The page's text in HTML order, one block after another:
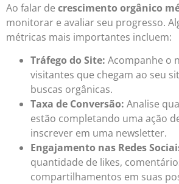
Ao falar de crescimento orgânico
monitorar e avaliar seu progresso.
métricas mais importantes incluem:
Tráfego do Site: Acompanhe o
visitantes que chegam ao seu
buscas orgânicas.
Taxa de Conversão: Analise
estão completando uma ação
inscrever em uma newsletter.
Engajamento nas Redes
quantidade de likes,
compartilhamentos em suas